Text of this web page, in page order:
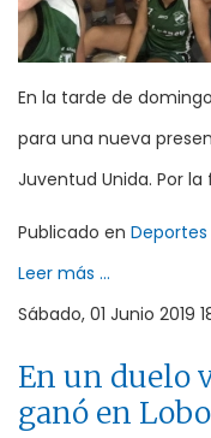
En la tarde de
para una nueva
Juventud Unida. Por la
Publicado en Deportes
Leer más ...
Sábado, 01 Junio 2019
En un duelo
ganó en